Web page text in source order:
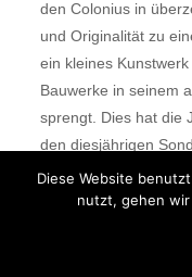
den Colonius in
und Originalität zu
ein kleines
Bauwerke in seinem
sprengt. Dies hat die
den diesjährigen
Alexander Wüerst
Anschließend lobte
aller
Wallraf
Diese Website
nutzt, gehen wir